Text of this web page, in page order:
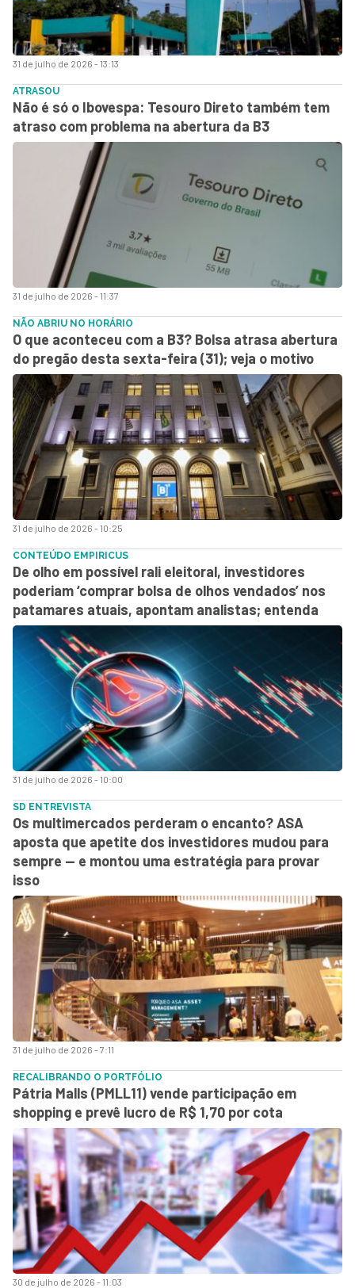
31 de julho de 2026 - 13:13
31 de julho de 2026 - 11:37
ATRASOU
Não é só o Ibovespa: Tesouro Direto também tem
atraso com problema na abertura da B3
31 de julho de 2026 - 10:25
NÃO ABRIU NO HORÁRIO
O que aconteceu com a B3? Bolsa atrasa abertura
do pregão desta sexta-feira (31); veja o motivo
31 de julho de 2026 - 10:00
CONTEÚDO EMPIRICUS
De olho em possível rali eleitoral, investidores
poderiam ‘comprar bolsa de olhos vendados’ nos
patamares atuais, apontam analistas; entenda
31 de julho de 2026 - 7:11
SD ENTREVISTA
Os multimercados perderam o encanto? ASA
aposta que apetite dos investidores mudou para
sempre — e montou uma estratégia para provar
isso
30 de julho de 2026 - 11:03
RECALIBRANDO O PORTFÓLIO
Pátria Malls (PMLL11) vende participação em
shopping e prevê lucro de R$ 1,70 por cota